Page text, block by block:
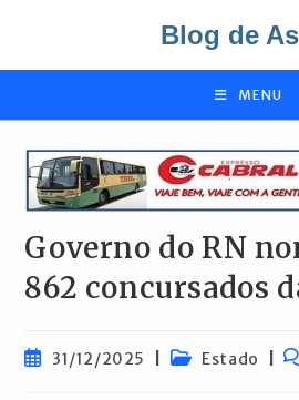
o
Blog de
MENU
Governo do RN
862 concursados
Post31/12/2025
Categoria
Estado